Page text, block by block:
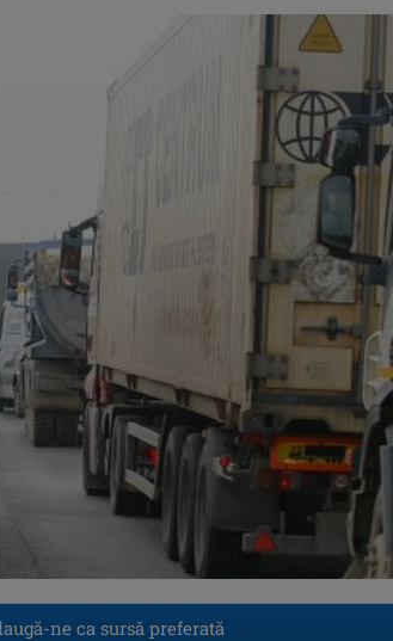
ne ca sursă preferată